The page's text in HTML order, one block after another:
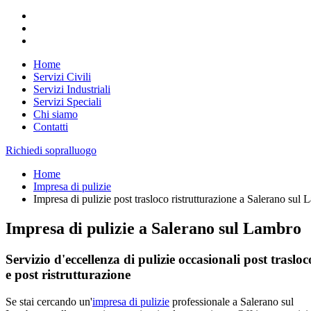
Home
Servizi Civili
Servizi Industriali
Servizi Speciali
Chi siamo
Contatti
Richiedi sopralluogo
Home
Impresa di pulizie
Impresa di pulizie post trasloco ristrutturazione a Salerano sul
Impresa di pulizie a Salerano sul Lambro
Servizio d'eccellenza di pulizie occasionali post
e post ristrutturazione
Se stai cercando un'impresa di pulizie professionale a Salerano sul